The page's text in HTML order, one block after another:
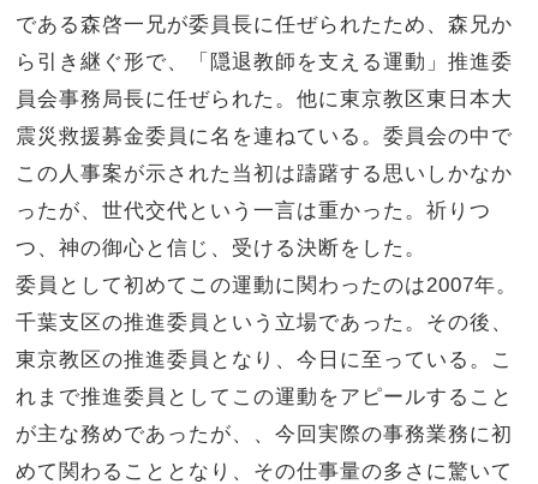
である森啓一兄が委員長に任ぜられたため、森兄か
ら引き継ぐ形で、「隠退教師を支える運動」推進委
員会事務局長に任ぜられた。他に東京教区東日本大
震災救援募金委員に名を連ねている。委員会の中で
この人事案が示された当初は躊躇する思いしかなか
ったが、世代交代という一言は重かった。祈りつ
つ、神の御心と信じ、受ける決断をした。
委員として初めてこの運動に関わったのは2007年。
千葉支区の推進委員という立場であった。その後、
東京教区の推進委員となり、今日に至っている。こ
れまで推進委員としてこの運動をアピールすること
が主な務めであったが、、今回実際の事務業務に初
めて関わることとなり、その仕事量の多さに驚いて